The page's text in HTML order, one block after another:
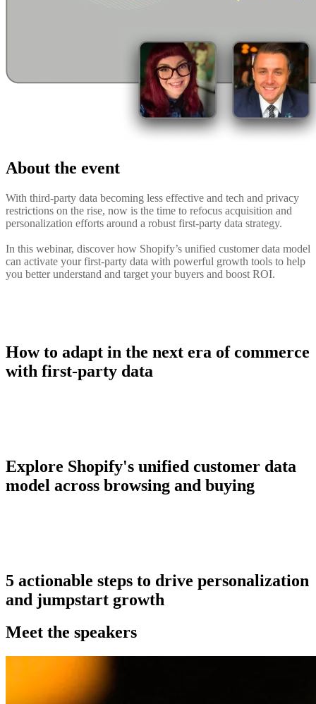
About the event
With third-party data becoming less effective and tech and privacy
restrictions on the rise, now is the time to refocus acquisition and
personalization efforts around a robust first-party data strategy.
In this webinar, discover how Shopify’s unified customer data model
can activate your first-party data with powerful growth tools to help
you better understand and target your buyers and boost ROI.
How to adapt in the next era of commerce
with first-party data
Explore Shopify's unified customer data
model across browsing and buying
5 actionable steps to drive personalization
and jumpstart growth
Meet the speakers